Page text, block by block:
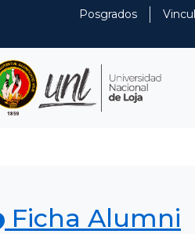
Posgrados
Ficha Alumni